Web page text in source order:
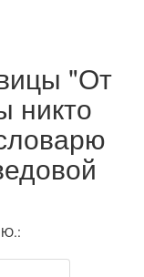
"От
никто